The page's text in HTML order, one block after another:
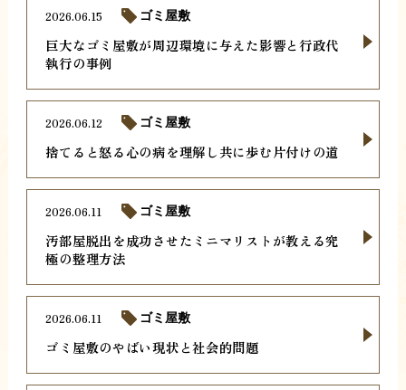
巨大なゴミ屋敷が周辺環境に与えた影響と行政代
執行の事例
2026.06.15 ゴミ屋敷
捨てると怒る心の病を理解し共に歩む片付けの道
2026.06.12 ゴミ屋敷
汚部屋脱出を成功させたミニマリストが教える究
極の整理方法
2026.06.11 ゴミ屋敷
ゴミ屋敷のやばい現状と社会的問題
2026.06.11 ゴミ屋敷